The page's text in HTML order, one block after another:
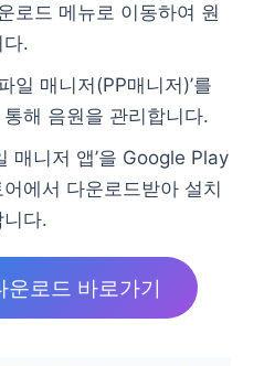
로드 메뉴로 이동하여 원
.
일 매니저(PP매니저)’를
해 음원을 관리합니다.
매니저 앱’을 Google Play
에서 다운로드받아 설치
다.
로드 바로가기